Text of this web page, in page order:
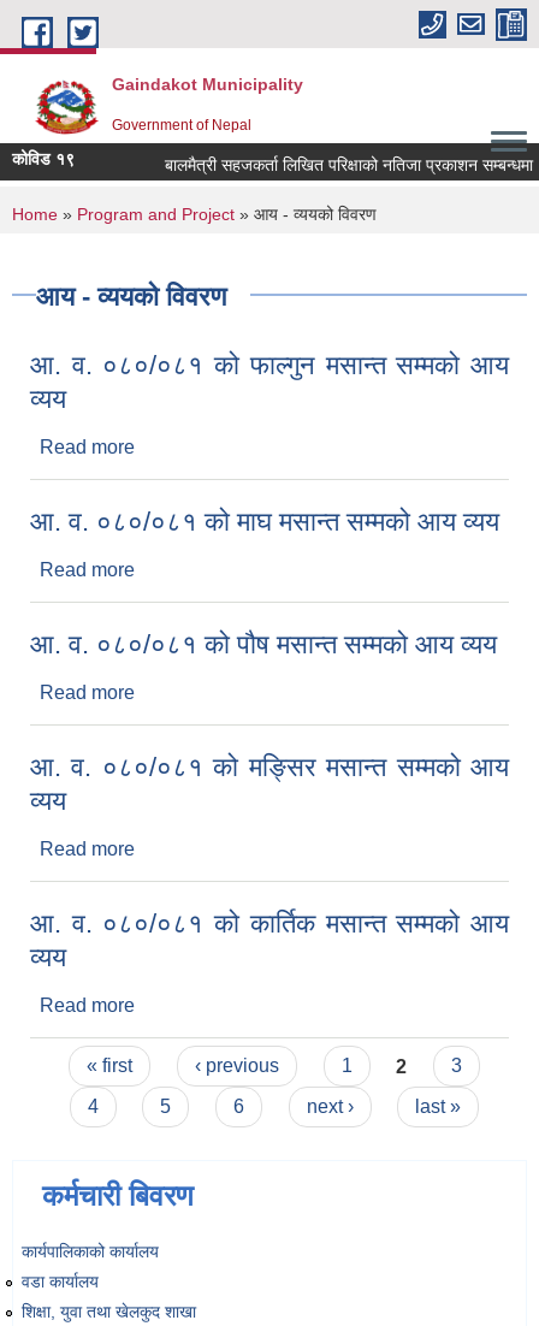
Skip to main content
Gaindakot Municipality
Government of Nepal
कोविड १९ बालमैत्री सहजकर्ता लिखित परिक्षाको नतिजा प्रकाशन सम्बन्धमा
You are here
Home » Program and Project » आय - व्ययको विवरण
आय - व्ययको विवरण
आ. व. ०८०/०८१ को फाल्गुन मसान्त सम्मको आय
व्यय
Read more
आ. व. ०८०/०८१ को माघ मसान्त सम्मको आय व्यय
Read more
आ. व. ०८०/०८१ को पौष मसान्त सम्मको आय व्यय
Read more
आ. व. ०८०/०८१ को मङ्सिर मसान्त सम्मको आय
व्यय
Read more
आ. व. ०८०/०८१ को कार्तिक मसान्त सम्मको आय
व्यय
Read more
Pages
« first ‹ previous 1 2
3
4
5 6 next › last »
कर्मचारी बिवरण
कार्यपालिकाको कार्यालय
वडा कार्यालय
शिक्षा, युवा तथा खेलकुद शाखा